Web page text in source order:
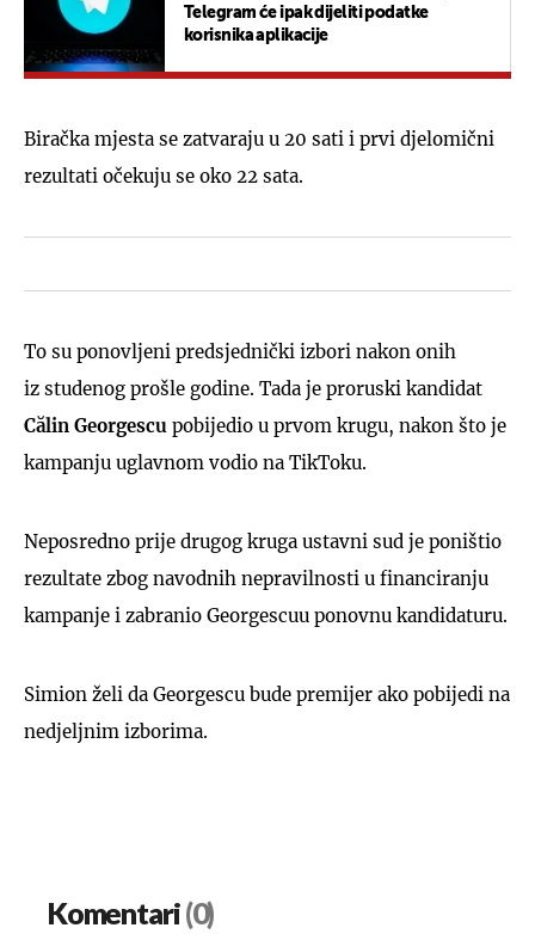
Telegram će ipak dijeliti podatke
korisnika aplikacije
Biračka mjesta se zatvaraju u 20 sati i prvi djelomični
rezultati očekuju se oko 22 sata.
To su ponovljeni predsjednički izbori nakon onih
iz studenog prošle godine. Tada je proruski kandidat
Călin Georgescu pobijedio u prvom krugu, nakon što je
kampanju uglavnom vodio na TikToku.
Neposredno prije drugog kruga ustavni sud je poništio
rezultate zbog navodnih nepravilnosti u financiranju
kampanje i zabranio Georgescuu ponovnu kandidaturu.
Simion želi da Georgescu bude premijer ako pobijedi na
nedjeljnim izborima.
Komentari(0)